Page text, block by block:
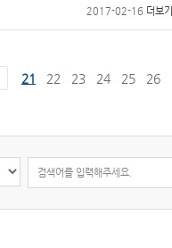
2017-02-16 더보기
21 22 23 24 25 26